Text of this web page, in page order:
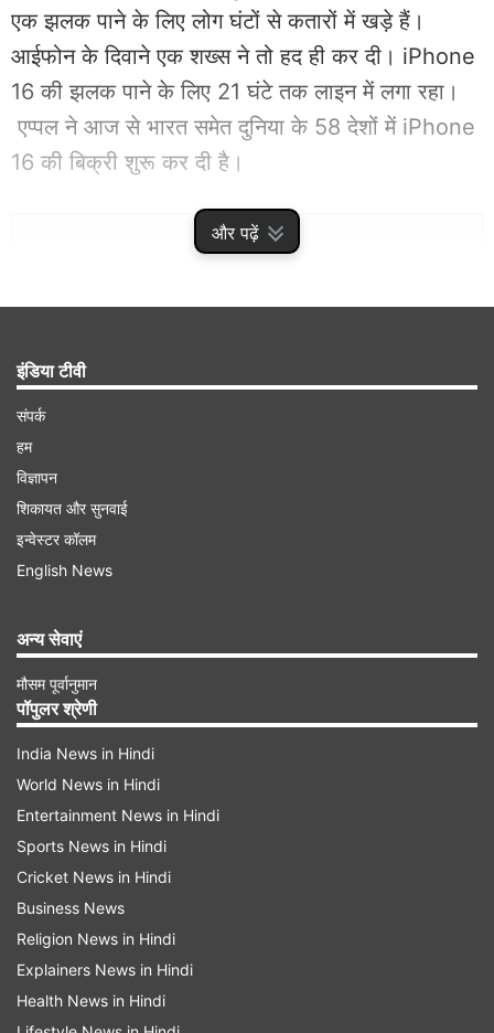
और पढ़ें
एक झलक पाने के लिए लोग घंटों से कतारों में खड़े हैं।
आईफोन के दिवाने एक शख्स ने तो हद ही कर दी। iPhone
16 की झलक पाने के लिए 21 घंटे तक लाइन में लगा रहा।
एप्पल ने आज से भारत समेत दुनिया के 58 देशों में iPhone
16 की बिक्री शुरू कर दी है।
Advertisement
iPhone 16 के लिए लंबी कतारें
iPhone 16 की झलक पाने के लिए सुबह से ही लंबी कतारें
लग गई हैं।
Advertisement
इंडिया टीवी
संपर्क
हम
विज्ञापन
शिकायत और सुनवाई
इन्वेस्टर कॉलम
English News
अन्य सेवाएं
मौसम पूर्वानुमान
पॉपुलर श्रेणी
India News in Hindi
World News in Hindi
Entertainment News in Hindi
Sports News in Hindi
Cricket News in Hindi
Business News
Religion News in Hindi
Explainers News in Hindi
Health News in Hindi